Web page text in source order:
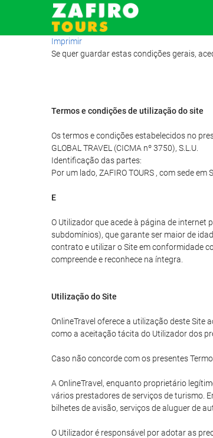
Imprimir
Se quer guardar estas condições gerais,
Termos e condições de utilização do site
Os termos e condições estabelecidos no
GLOBAL TRAVEL (CICMA nº 3750), S.L.U.
Identificação das partes:
Por um lado, ZAFIRO TOURS , com sede
E
O Utilizador que acede à página de
subdomínios), que garante ser maior de
contrato e utilizar o Site em conformidade
compreende e reconhece na íntegra.
Utilização do Site
OnlineTravel oferece a utilização deste Site
como a aceitação tácita do Utilizador dos
Caso não concorde com os presentes
A OnlineTravel, enquanto proprietário
vários prestadores de serviços de turismo.
bilhetes de avisão, serviços de aluguer de
O Utilizador é responsável por adotar as